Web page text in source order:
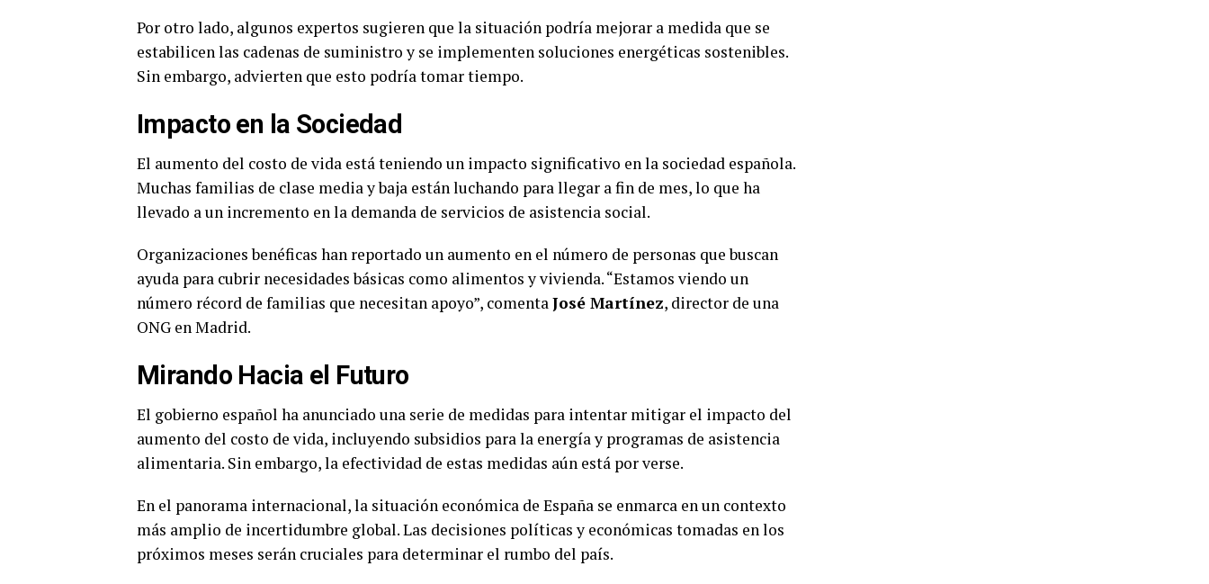
Por otro lado, algunos expertos sugieren que la situación podría mejorar a medida que se
estabilicen las cadenas de suministro y se implementen soluciones energéticas sostenibles.
Sin embargo, advierten que esto podría tomar tiempo.
Impacto en la Sociedad
El aumento del costo de vida está teniendo un impacto significativo en la sociedad española.
Muchas familias de clase media y baja están luchando para llegar a fin de mes, lo que ha
llevado a un incremento en la demanda de servicios de asistencia social.
Organizaciones benéficas han reportado un aumento en el número de personas que buscan
ayuda para cubrir necesidades básicas como alimentos y vivienda. “Estamos viendo un
número récord de familias que necesitan apoyo”, comenta José Martínez, director de una
ONG en Madrid.
Mirando Hacia el Futuro
El gobierno español ha anunciado una serie de medidas para intentar mitigar el impacto del
aumento del costo de vida, incluyendo subsidios para la energía y programas de asistencia
alimentaria. Sin embargo, la efectividad de estas medidas aún está por verse.
En el panorama internacional, la situación económica de España se enmarca en un contexto
más amplio de incertidumbre global. Las decisiones políticas y económicas tomadas en los
próximos meses serán cruciales para determinar el rumbo del país.